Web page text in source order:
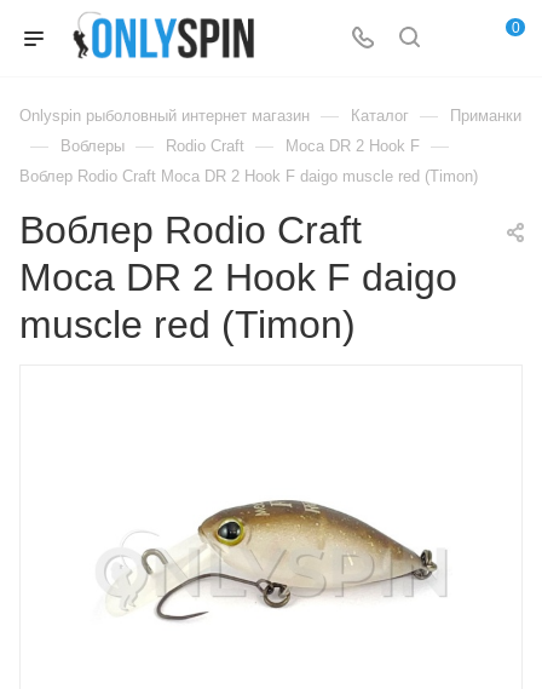
0
Onlyspin рыболовный интернет магазин — Каталог — Приманки
— Воблеры — Rodio Craft — Moca DR 2 Hook F —
Воблер Rodio Craft Moca DR 2 Hook F daigo muscle red (Timon)
Воблер Rodio Craft
Moca DR 2 Hook F daigo
muscle red (Timon)